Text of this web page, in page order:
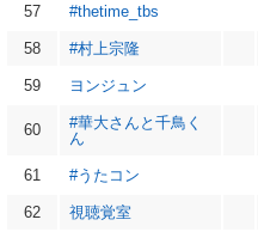
57 #thetime_tbs
58 #村上宗隆
59 ヨンジュン
60
#華大さんと千鳥く
ん
61 #うたコン
62 視聴覚室